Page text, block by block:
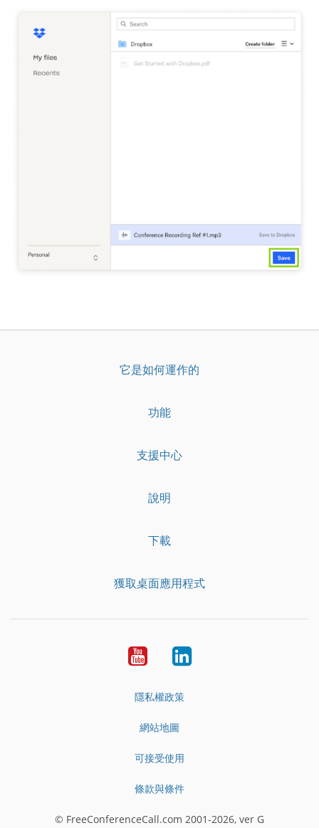
它是如何運作的
功能
支援中心
說明
下載
獲取桌面應用程式
YouTubeLinkedIn
隱私權政策
網站地圖
可接受使用
條款與條件
© FreeConferenceCall.com 2001-2026, ver G